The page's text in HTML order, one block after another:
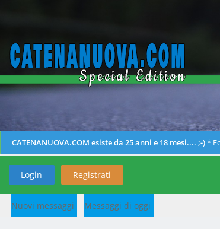
CATENANUOVA.COM esiste da 25 anni e 18 mesi.... ;-)*
Login Registrati
Nuovi messaggi Messaggi di oggi